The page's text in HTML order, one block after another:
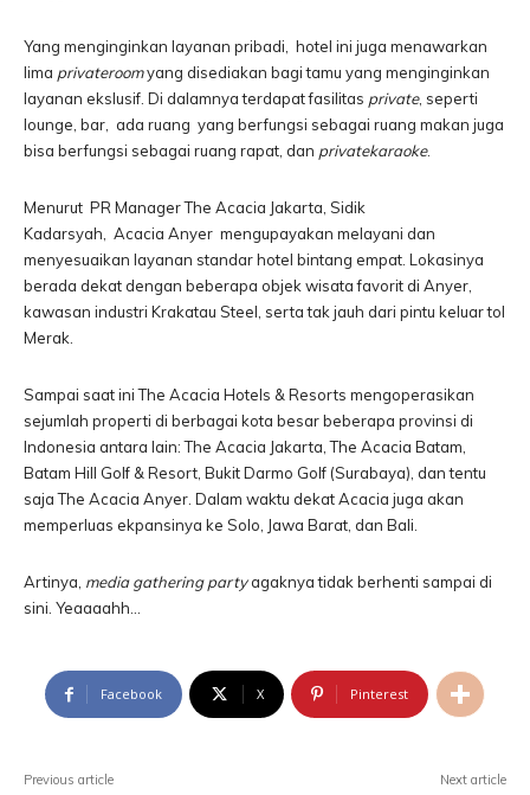
Yang menginginkan layanan pribadi, hotel ini juga menawarkan
lima privateroomyang disediakan bagi tamu yang menginginkan
layanan ekslusif. Di dalamnya terdapat fasilitas private, seperti
lounge, bar, ada ruang yang berfungsi sebagai ruang makan juga
bisa berfungsi sebagai ruang rapat, dan privatekaraoke.
Menurut PR Manager The Acacia Jakarta, Sidik
Kadarsyah, Acacia Anyer mengupayakan melayani dan
menyesuaikan layanan standar hotel bintang empat. Lokasinya
berada dekat dengan beberapa objek wisata favorit di Anyer,
kawasan industri Krakatau Steel, serta tak jauh dari pintu keluar tol
Merak.
Sampai saat ini The Acacia Hotels & Resorts mengoperasikan
sejumlah properti di berbagai kota besar beberapa provinsi di
Indonesia antara lain: The Acacia Jakarta, The Acacia Batam,
Batam Hill Golf & Resort, Bukit Darmo Golf (Surabaya), dan tentu
saja The Acacia Anyer. Dalam waktu dekat Acacia juga akan
memperluas ekpansinya ke Solo, Jawa Barat, dan Bali.
Artinya, media gathering partyagaknya tidak berhenti sampai di
sini. Yeaaaahh…
Facebook X Pinterest
Previous article Next article